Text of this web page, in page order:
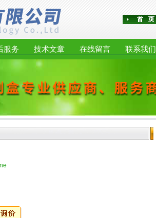
服务 技术文章 在线留言 联系我们